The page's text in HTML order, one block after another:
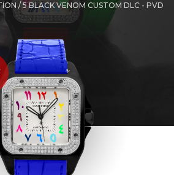
/ 5 BLACK VENOM CUSTOM DLC - PVD